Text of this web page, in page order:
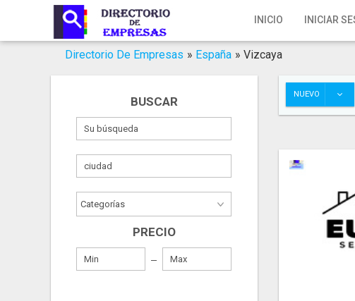
INICIO INICIAR
Inicio
Iniciar Sesión
Servicios SEO
Publica Tu Empresa
Directorio De Empresas » España » Vizcaya
BUSCAR
PRECIO
NUEVO